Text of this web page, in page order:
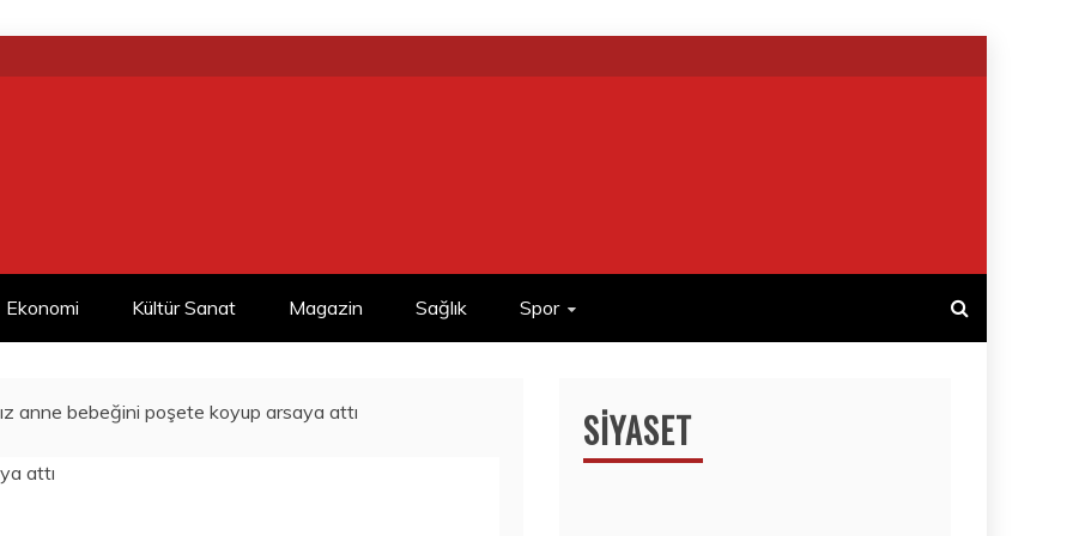
Ekonomi Kültür Sanat Magazin Sağlık Spor
anne bebeğini poşete koyup arsaya attı SIYASET